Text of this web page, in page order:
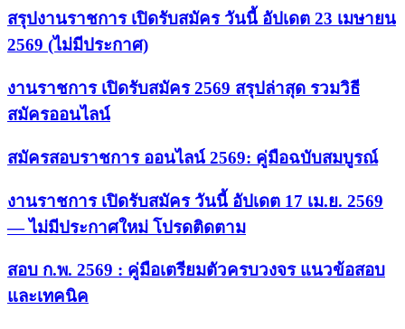
สรุปงานราชการ เปิดรับสมัคร วันนี้ อัปเดต 23 เมษายน
2569 (ไม่มีประกาศ)
งานราชการ เปิดรับสมัคร 2569 สรุปล่าสุด รวมวิธี
สมัครออนไลน์
สมัครสอบราชการ ออนไลน์ 2569: คู่มือฉบับสมบูรณ์
งานราชการ เปิดรับสมัคร วันนี้ อัปเดต 17 เม.ย. 2569
— ไม่มีประกาศใหม่ โปรดติดตาม
สอบ ก.พ. 2569 : คู่มือเตรียมตัวครบวงจร แนวข้อสอบ
และเทคนิค